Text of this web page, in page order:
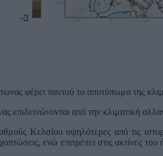
φέρει παντού το αποτύπωμα της
επιδεινώνονται από την κλιματική
Κελσίου υψηλότερες από τις
ενώ επιτρέπει στις ακτίνες